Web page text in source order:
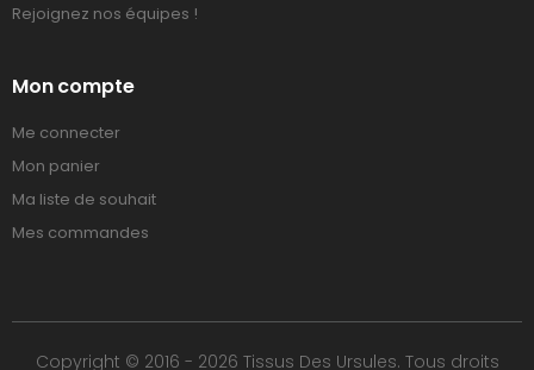
Rejoignez nos équipes !
Mon compte
Me connecter
Mon panier
Ma liste de souhait
Mes commandes
Copyright © 2016 - 2026 Tissus Des Ursules. Tous droits